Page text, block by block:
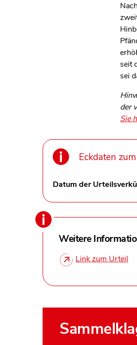
seit
sei
der
Sie
Eckdaten
Datum der
Weitere
Link zum Urteil